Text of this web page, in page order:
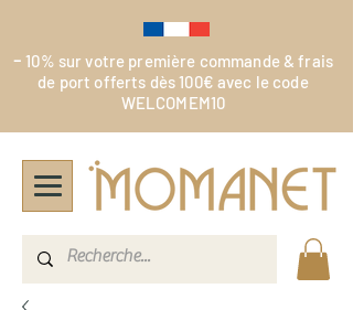
- 10% sur votre première commande & frais
de port offerts dès 100€ avec le code
WELCOMEM10